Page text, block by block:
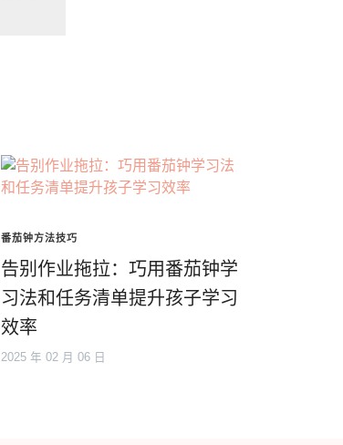
番茄钟方法技巧
告别作业拖拉：巧用番茄钟学
习法和任务清单提升孩子学习
效率
2025 年 02 月 06 日